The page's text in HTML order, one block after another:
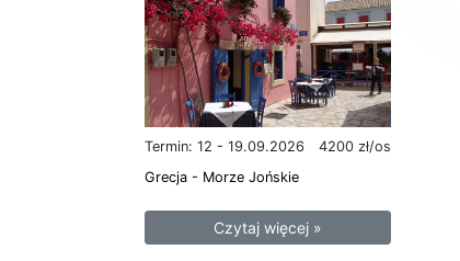
Termin: 12 - 19.09.2026
4200 zł/os
Grecja - Morze Jońskie
Czytaj więcej »